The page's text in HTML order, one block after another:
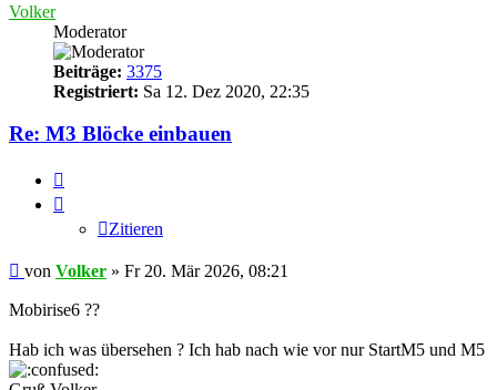
Volker
Moderator
Beiträge: 3375
Registriert: Sa 12. Dez 2020, 22:35
Re: M3 Blöcke einbauen
Zitieren
Ungelesener
von Volker » Fr 20. Mär 2026, 08:21
Mobirise6 ??
Hab ich was übersehen ? Ich hab nach wie vor nur StartM5 und M5